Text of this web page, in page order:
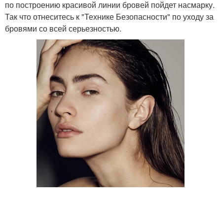
по построению красивой линии бровей пойдет насмарку.
Так что отнеситесь к "Технике Безопасности" по уходу за
бровями со всей серьезностью.